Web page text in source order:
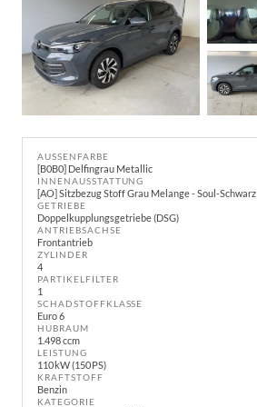
AUSSENFARBE
[B0B0] Delfingrau Metallic
INNENAUSSTATTUNG
[AO] Sitzbezug Stoff Grau Melange - Soul-Schwarz
GETRIEBE
Doppelkupplungsgetriebe (DSG)
ANTRIEBSACHSE
Frontantrieb
ZYLINDER
4
PARTIKELFILTER
1
SCHADSTOFFKLASSE
Euro 6
HUBRAUM
1.498 ccm
LEISTUNG
110 kW (150 PS)
KRAFTSTOFF
Benzin
KATEGORIE